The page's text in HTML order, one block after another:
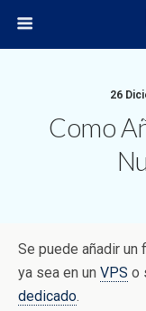
26
Como
Se puede añadir un
ya sea en un VPS o
dedicado.